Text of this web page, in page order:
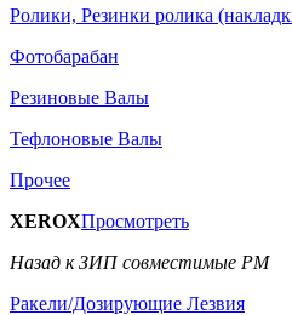
Ролики, Резинки ролика
Фотобарабан
Резиновые Валы
Тефлоновые Валы
Прочее
XEROXПросмотреть
Назад к ЗИП совместимые РМ
Ракели/Дозирующие Лезвия